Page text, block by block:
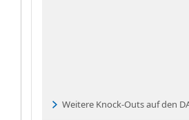
Weitere Knock-Outs auf den